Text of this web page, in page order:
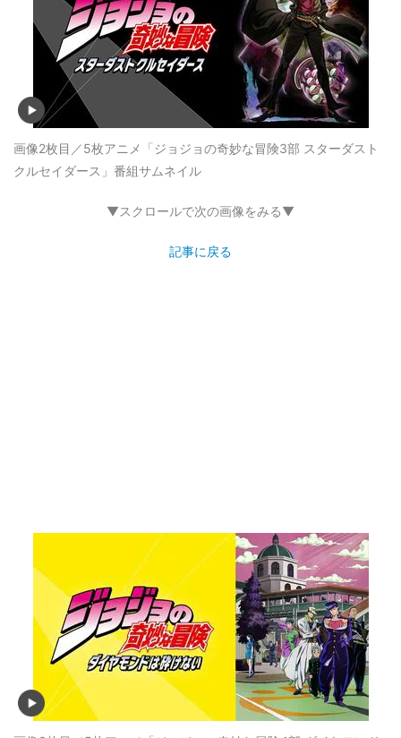
画像2枚目／5枚アニメ「ジョジョの奇妙な冒険3部 スターダスト
クルセイダース」番組サムネイル
▼スクロールで次の画像をみる▼
記事に戻る